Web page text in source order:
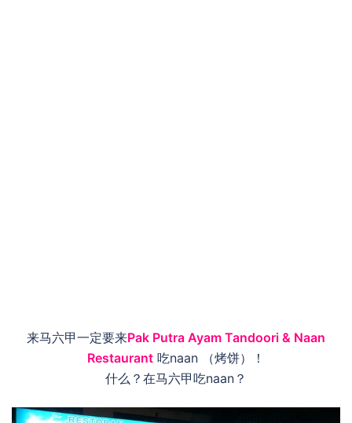
来马六甲一定要来Pak Putra Ayam Tandoori & Naan
Restaurant 吃naan （烤饼）！
什么？在马六甲吃naan？